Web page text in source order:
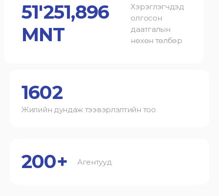
51'251,896
MNT
Хэрэглэгчдэд
олгосон
даатгалын
нөхөн төлбөр
1602
Жилийн дундаж тээвэрлэлтийн тоо
200+ Агентууд